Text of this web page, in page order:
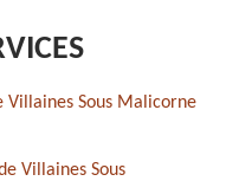
Villaines Sous Malicorne
Villaines Sous